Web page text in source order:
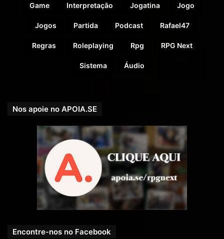
Elfos? (Apesar de hoje ser uma raça, o elfo apareceu
como uma classe de personagem no Conjunto Básico
subsequentes);
Algoz;
Matemáticos;
Alquimista;
Arqueiros;
Xamã;
Caçador;
Salteador;
Gambler;
Game Interpretação Jogatina Jogo
Jogos Partida Podcast Rafael47
Regras Roleplaying Rpg RPG Next
Sistema Áudio
Nos apoie no APOIA.SE
Encontre-nos no Facebook